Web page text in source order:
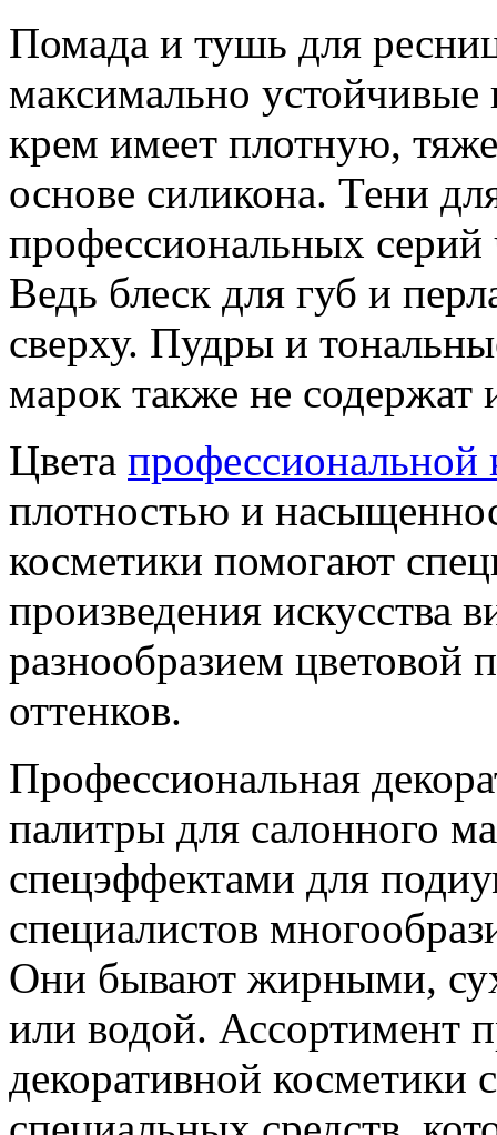
Помада и тушь для
максимально
крем имеет плотную,
основе силикона. Тени
профессиональных
Ведь блеск для губ и
сверху. Пудры и
марок также не содержат
Цвета профессиональной
плотностью и
косметики помогают
произведения искусства
разнообразием цветовой
оттенков.
Профессиональная
палитры для салонного
спецэффектами для
специалистов
Они бывают жирными,
или водой. Ассортимент
декоративной косметики